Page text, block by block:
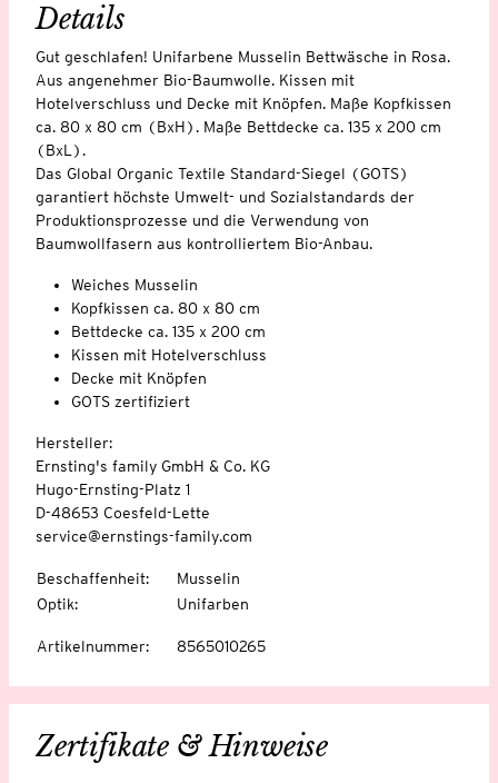
Details
Gut geschlafen! Unifarbene Musselin Bettwäsche in Rosa.
Aus angenehmer Bio-Baumwolle. Kissen mit
Hotelverschluss und Decke mit Knöpfen. Maße Kopfkissen
ca. 80 x 80 cm (BxH). Maße Bettdecke ca. 135 x 200 cm
(BxL).
Das Global Organic Textile Standard-Siegel (GOTS)
garantiert höchste Umwelt- und Sozialstandards der
Produktionsprozesse und die Verwendung von
Baumwollfasern aus kontrolliertem Bio-Anbau.
Weiches Musselin
Kopfkissen ca. 80 x 80 cm
Bettdecke ca. 135 x 200 cm
Kissen mit Hotelverschluss
Decke mit Knöpfen
GOTS zertifiziert
Hersteller:
Ernsting's family GmbH & Co. KG
Hugo-Ernsting-Platz 1
D-48653 Coesfeld-Lette
service@ernstings-family.com
Beschaffenheit:
Musselin
Optik: Unifarben
Artikelnummer: 8565010265
Zertifikate & Hinweise